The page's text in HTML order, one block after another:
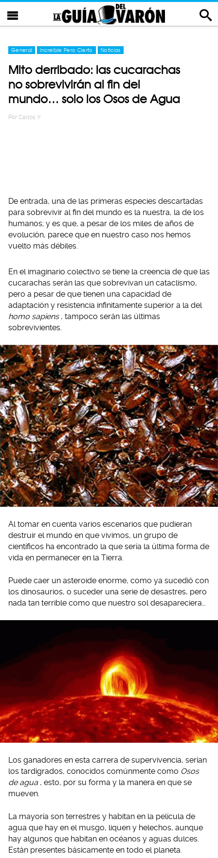
General Increíble Pero Cierto Noticias
Mito derribado: las cucarachas
no sobrevivirán al fin del
mundo… solo los Osos de Agua
Por Carlos Y
De entrada, una de las primeras especies descartadas
para sobrevivir al fin del mundo es la nuestra, la de los
humanos; y es que, a pesar de los miles de años de
evolución, parece que en nuestro caso nos hemos
vuelto más débiles.
En el imaginario colectivo se tiene la creencia de que las
cucarachas serán las que sobrevivan un cataclismo,
pero a pesar de que tienen una capacidad de
adaptación y resistencia infinitamente superior a la del
homo sapiens , tampoco serán las últimas
sobrevivientes.
Al tomar en cuenta varios escenarios que pudieran
destruir el mundo en que vivimos, un grupo de
científicos ha encontrado la que sería la última forma de
vida en permanecer en la Tierra.
Puede caer un asteroide enorme, como ya sucedió con
los dinosaurios, o suceder una serie de desastres, pero
nada tan terrible como que nuestro sol desapareciera…
Los ganadores en esta carrera de supervivencia, serían
los tardígrados, conocidos comúnmente como Osos
de agua , esto, por su forma y la manera en que se
mueven.
La mayoría son terrestres y habitan en la película de
agua que hay en el musgo, liquen y helechos, aunque
hay algunos que habitan en océanos y aguas dulces.
Están presentes básicamente en todo el planeta.